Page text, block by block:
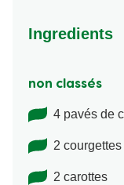
Ingredients
non classés
4 pavés de
2 courgettes
2 carottes